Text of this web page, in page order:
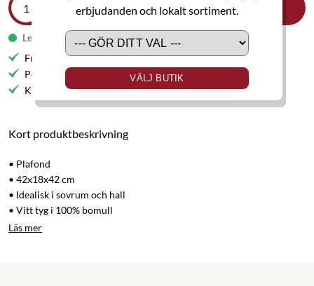
erbjudanden och lokalt sortiment.
VÄLJ BUTIK
LÄGG I VARUKORGEN
Leveranstid 1-2 veckor
Fri frakt till butik
Personlig service
Kvalitetsmöbler
Kort produktbeskrivning
• Plafond
• 42x18x42 cm
• Idealisk i sovrum och hall
• Vitt tyg i 100% bomull
Läs mer